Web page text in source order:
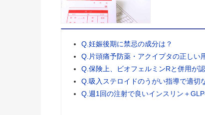
Q.妊娠後期に禁忌の成分は？
Q.片頭痛予防薬・アクイプタの正しい
Q.保険上、ビオフェルミンRと併用が
Q.吸入ステロイドのうがい指導で適切
Q.週1回の注射で良いインスリン＋